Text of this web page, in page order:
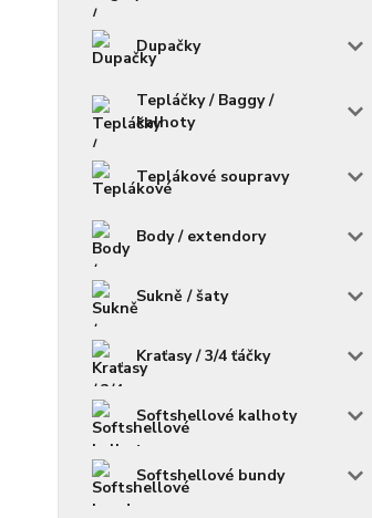
Dupačky
Tepláčky / Baggy /
kalhoty
Teplákové soupravy
Body / extendory
Sukně / šaty
Kraťasy / 3/4 ťáčky
Softshellové kalhoty
Softshellové bundy